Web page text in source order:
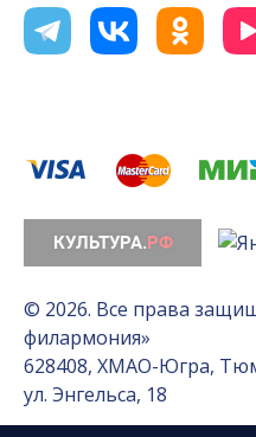
© 2026. Все права
филармония»
628408, ХМАО-Югра,
ул. Энгельса, 18